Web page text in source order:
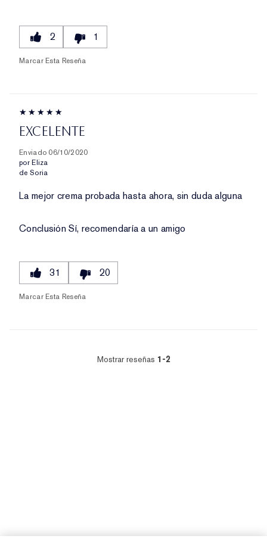
2 1
Marcar Esta Reseña
EXCELENTE
Enviado 06/10/2020
por Eliza
de Soria
La mejor crema probada hasta ahora, sin duda alguna
ConclusiónSí, recomendaría a un amigo
31 20
Marcar Esta Reseña
Mostrar reseñas 1-2